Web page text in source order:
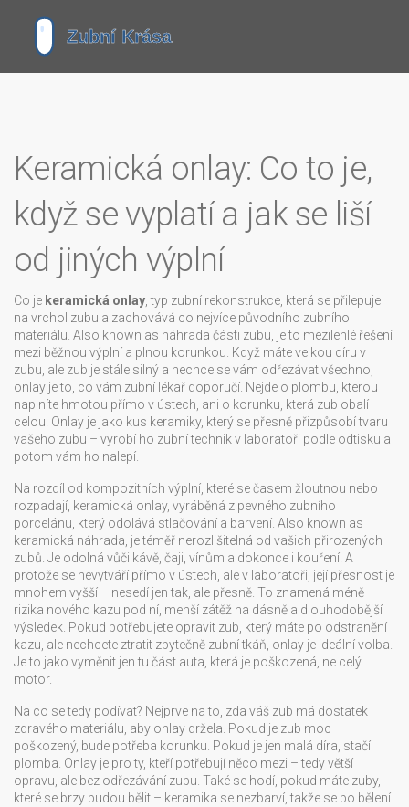
Keramická onlay: Co to je,
když se vyplatí a jak se liší
od jiných výplní
Co je keramická onlay ,typ zubní rekonstrukce, která se přilepuje
na vrchol zubu a zachovává co nejvíce původního zubního
materiálu . Also known as náhrada části zubu , je to mezilehlé řešení
mezi běžnou výplní a plnou korunkou. Když máte velkou díru v
zubu, ale zub je stále silný a nechce se vám odřezávat všechno,
onlay je to, co vám zubní lékař doporučí. Nejde o plombu, kterou
naplníte hmotou přímo v ústech, ani o korunku, která zub obalí
celou. Onlay je jako kus keramiky, který se přesně přizpůsobí tvaru
vašeho zubu – vyrobí ho zubní technik v laboratoři podle odtisku a
potom vám ho nalepí.
Na rozdíl od kompozitních výplní, které se časem žloutnou nebo
rozpadají, keramická onlay, vyráběná z pevného zubního
porcelánu, který odolává stlačování a barvení . Also known as
keramická náhrada , je téměř nerozlišitelná od vašich přirozených
zubů. Je odolná vůči kávě, čaji, vínům a dokonce i kouření. A
protože se nevytváří přímo v ústech, ale v laboratoři, její přesnost je
mnohem vyšší – nesedí jen tak, ale přesně. To znamená méně
rizika nového kazu pod ní, menší zátěž na dásně a dlouhodobější
výsledek. Pokud potřebujete opravit zub, který máte po odstranění
kazu, ale nechcete ztratit zbytečně zubní tkáň, onlay je ideální volba.
Je to jako vyměnit jen tu část auta, která je poškozená, ne celý
motor.
Na co se tedy podívat? Nejprve na to, zda váš zub má dostatek
zdravého materiálu, aby onlay držela. Pokud je zub moc
poškozený, bude potřeba korunku. Pokud je jen malá díra, stačí
plomba. Onlay je pro ty, kteří potřebují něco mezi – tedy větší
opravu, ale bez odřezávání zubu. Také se hodí, pokud máte zuby,
které se brzy budou bělit – keramika se nezbarví, takže se po bělení